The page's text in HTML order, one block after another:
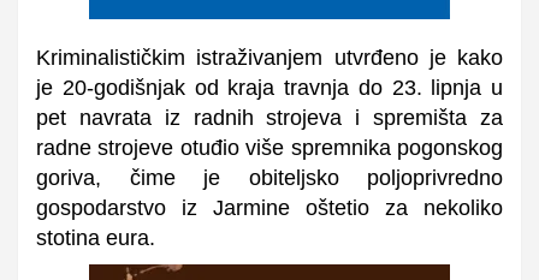
Kriminalističkim istraživanjem utvrđeno je kako
je 20-godišnjak od kraja travnja do 23. lipnja u
pet navrata iz radnih strojeva i spremišta za
radne strojeve otuđio više spremnika pogonskog
goriva, čime je obiteljsko poljoprivredno
gospodarstvo iz Jarmine oštetio za nekoliko
stotina eura.